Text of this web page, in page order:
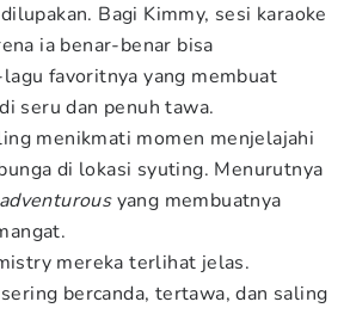
Bagi Kimmy, sesi karaoke
ia benar-benar bisa
favoritnya yang membuat
seru dan penuh tawa.
menikmati momen menjelajahi
di lokasi syuting. Menurutnya
adventurousyang membuatnya
mereka terlihat jelas.
bercanda, tertawa, dan saling